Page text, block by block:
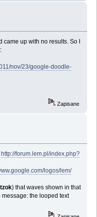
first book
came up with no results. So I
nov/23/google-doodle-
Zapisane
http://forum.lem.pl/index.php?
logos/lem/
tzok) that waves shown in that
the looped text